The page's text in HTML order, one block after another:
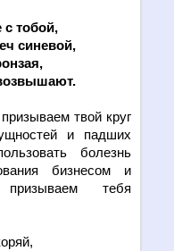
с тобой,
синевой,
твой круг
и падших
болезнь
бизнесом и
тебя